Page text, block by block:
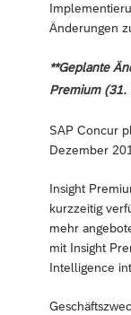
Änderungen
**Geplante
Premium
SAP Concur
Dezember
Insight
kurzzeitig
mehr
mit Insight
Intelligence